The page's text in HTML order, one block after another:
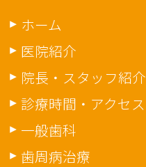
ホーム
医院紹介
院長・スタッフ紹介
診療時間・アクセス
一般歯科
歯周病治療